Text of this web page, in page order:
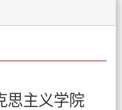
思主义学院